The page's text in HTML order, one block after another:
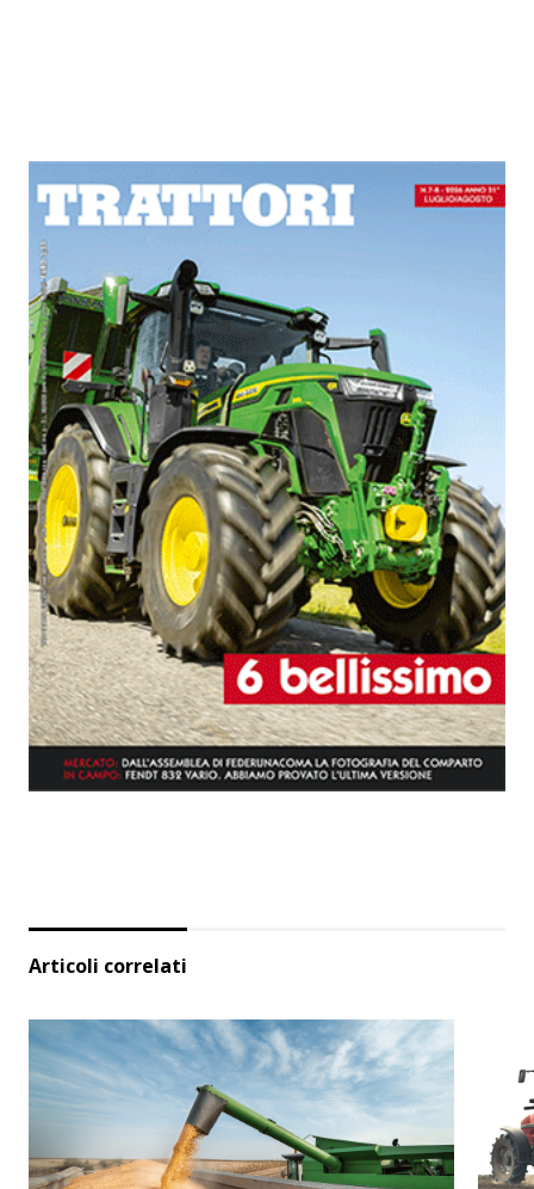
Articoli correlati